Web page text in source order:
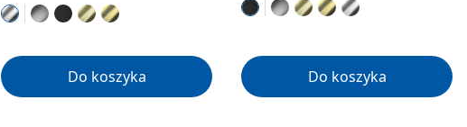
Do koszyka Do koszyka